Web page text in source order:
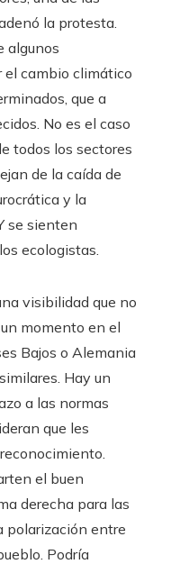
la protesta.
algunos
cambio climático
que a
No es el caso
todos los sectores
de la caída de
y la
se sienten
ecologistas.
visibilidad que no
momento en el
Bajos o Alemania
Hay un
a las normas
que les
el buen
derecha para las
polarización entre
Podría